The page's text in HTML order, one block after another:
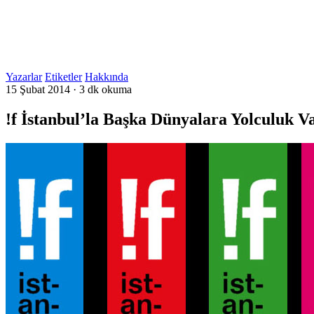
Yazarlar Etiketler Hakkında
15 Şubat 2014 · 3 dk okuma
!f İstanbul’la Başka Dünyalara Yolculuk